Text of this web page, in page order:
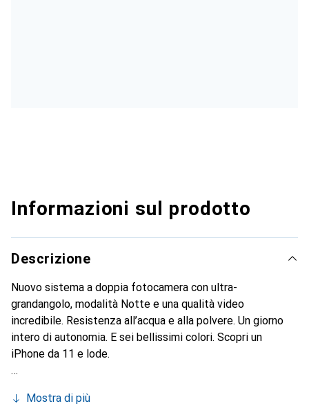
Informazioni sul prodotto
Descrizione
Nuovo sistema a doppia fotocamera con ultra-
grandangolo, modalità Notte e una qualità video
incredibile. Resistenza all’acqua e alla polvere. Un giorno
intero di autonomia. E sei bellissimi colori. Scopri un
iPhone da 11 e lode.
Mostra di più